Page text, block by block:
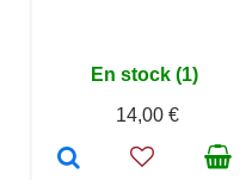
En stock (1)
14,00 €